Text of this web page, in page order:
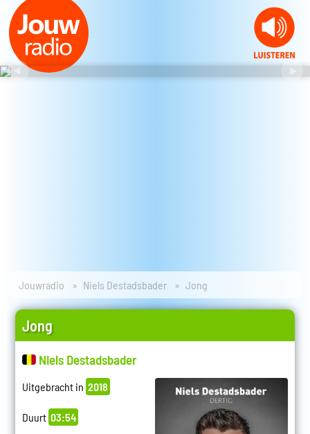
Jouwradio Niels Destadsbader Jong
Jong
Niels Destadsbader
Uitgebracht in 2018
Duurt 03:54